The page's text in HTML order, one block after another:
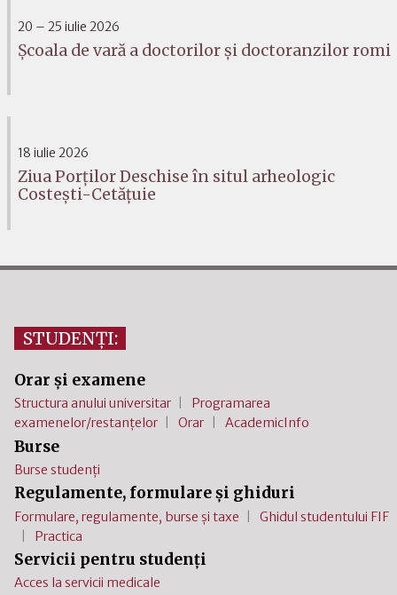
20 – 25 iulie 2026
Școala de vară a doctorilor și doctoranzilor romi
18 iulie 2026
Ziua Porților Deschise în situl arheologic
Costești-Cetățuie
STUDENȚI:
Orar și examene
Structura anului universitar
Programarea
examenelor/restanțelor
Orar AcademicInfo
Burse
Burse studenți
Regulamente, formulare și ghiduri
Formulare, regulamente, burse și taxe
Ghidul studentului FIF
Practica
Servicii pentru studenți
Acces la servicii medicale